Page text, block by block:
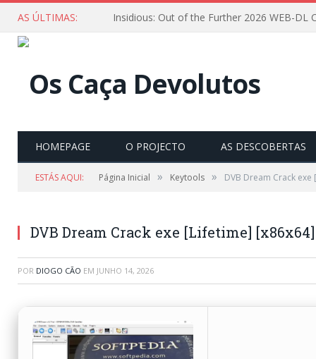
AS ÚLTIMAS:
HOMEPAGE O PROJECTO AS DESCOBERTAS
ESTÁS AQUI: Página Inicial » Keytools » DVB Dream Crack
DVB Dream Crack exe [Lifetime]
POR DIOGO CÃO EM JUNHO 14, 2026